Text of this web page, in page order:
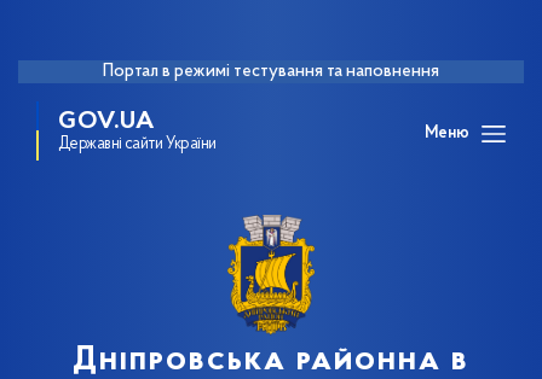
Портал в режимі тестування та наповнення
GOV.UA
Державні сайти України
Меню
Дніпровська районна в